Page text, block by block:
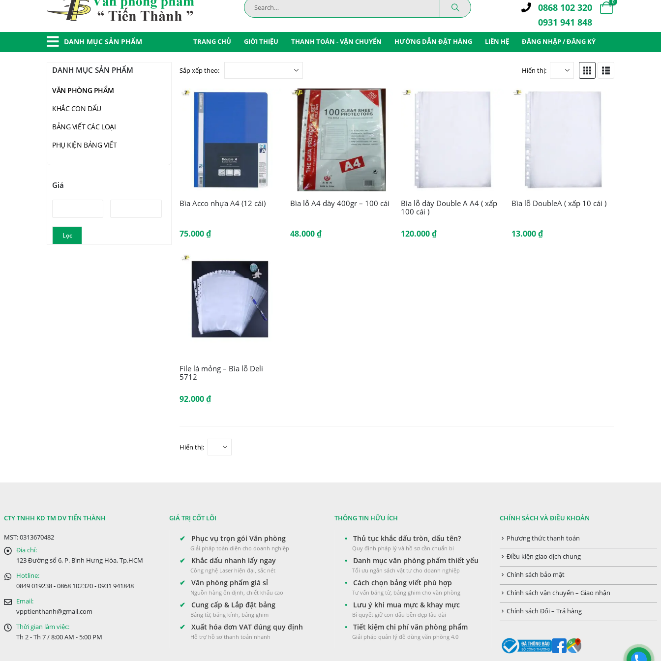
0868 102 320
0931 941 848
0
DANH MỤC SẢN PHẨM TRANG CHỦ GIỚI THIỆU THANH TOÁN - VẬN CHUYỂN HƯỚNG DẪN ĐẶT HÀNG LIÊN HỆ ĐĂNG NHẬP / ĐĂNG KÝ
Sắp xếp theo: Hiển thị:
Bìa Acco nhựa A4 (12 cái)
75.000₫
Bìa lỗ A4 dày 400gr – 100 cái
48.000₫
Bìa lỗ dày Double A A4 ( xấp
100 cái )
120.000₫
Bìa lỗ DoubleA ( xấp 10 cái )
13.000₫
File lá mỏng – Bìa lỗ Deli
5712
92.000₫
Hiển thị:
DANH MỤC SẢN PHẨM
VĂN PHÒNG PHẨM
KHẮC CON DẤU
BẢNG VIẾT CÁC LOẠI
PHỤ KIỆN BẢNG VIẾT
Giá
Giá
Giá
Lọc
CTY TNHH KD TM DV TIẾN THÀNH
MST: 0313670482
Địa chỉ:
123 Đường số 6, P. Bình Hưng Hòa, Tp.HCM
Hotline:
0849 019238 - 0868 102320 - 0931 941848
Email:
vpptienthanh@gmail.com
Thời gian làm việc:
Th 2 - Th 7 / 8:00 AM - 5:00 PM
GIÁ TRỊ CỐT LÕI
✔ Phục vụ trọn gói Văn phòng
Giải pháp toàn diện cho doanh nghiệp
✔ Khắc dấu nhanh lấy ngay
Công nghệ Laser hiện đại, sắc nét
✔ Văn phòng phẩm giá sỉ
Nguồn hàng ổn định, chiết khấu cao
✔ Cung cấp & Lắp đặt bảng
Bảng từ, bảng kính, bảng ghim
✔ Xuất hóa đơn VAT đúng quy định
Hỗ trợ hồ sơ thanh toán nhanh
THÔNG TIN HỮU ÍCH
• Thủ tục khắc dấu tròn, dấu tên?
Quy định pháp lý và hồ sơ cần chuẩn bị
• Danh mục văn phòng phẩm thiết yếu
Tối ưu ngân sách vật tư cho doanh nghiệp
• Cách chọn bảng viết phù hợp
Tư vấn bảng từ, bảng ghim cho văn phòng
• Lưu ý khi mua mực & khay mực
Bí quyết giữ con dấu bền đẹp lâu dài
• Tiết kiệm chi phí văn phòng phẩm
Giải pháp quản lý đồ dùng văn phòng 4.0
CHÍNH SÁCH VÀ ĐIỀU KHOẢN
Phương thức thanh toán
Điều kiện giao dịch chung
Chính sách bảo mật
Chính sách vận chuyển – Giao nhận
Chính sách Đổi – Trả hàng